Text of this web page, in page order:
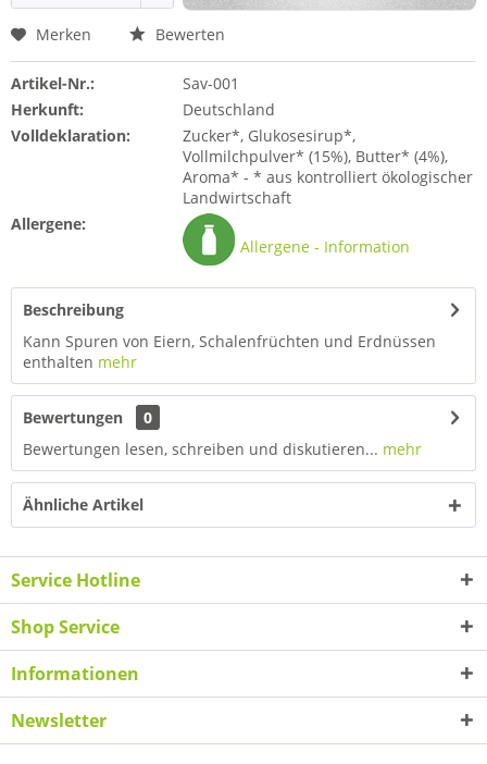
Merken Bewerten
Artikel-Nr.:
Sav-001
Herkunft:
Deutschland
Volldeklaration:
Zucker*, Glukosesirup*,
Vollmilchpulver* (15%), Butter* (4%),
Aroma* - * aus kontrolliert ökologischer
Landwirtschaft
Allergene:
Allergene - Information
Beschreibung
Kann Spuren von Eiern, Schalenfrüchten und Erdnüssen
enthalten mehr
Bewertungen
0
Bewertungen lesen, schreiben und diskutieren... mehr
Ähnliche Artikel
Service Hotline
Shop Service
Informationen
Newsletter